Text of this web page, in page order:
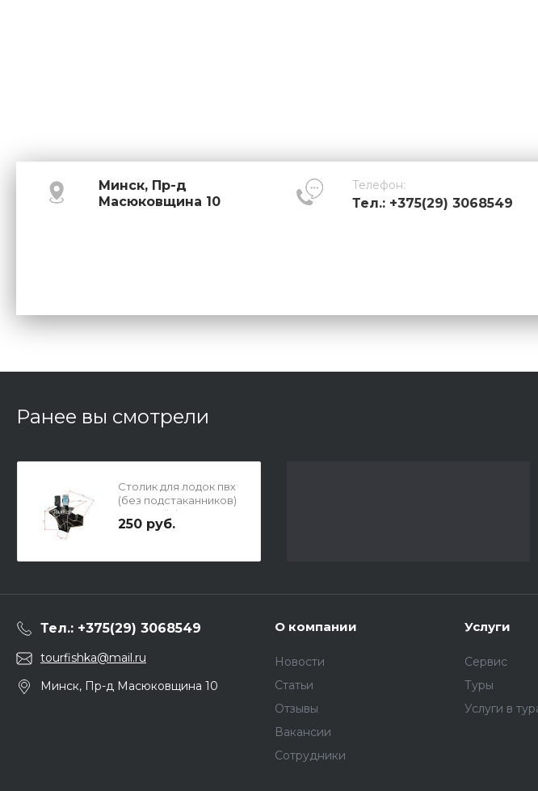
Минск, Пр-д
Масюковщина 10
Телефон:
Тел.: +375(29) 3068549
Ранее вы смотрели
Столик для лодок пвх
(без подстаканников)
откидной фасад
250 руб.
Тел.: +375(29) 3068549
tourfishka@mail.ru
Минск, Пр-д Масюковщина 10
О компании
Новости
Статьи
Отзывы
Вакансии
Сотрудники
Услуги
Сервис
Туры
Услуги в